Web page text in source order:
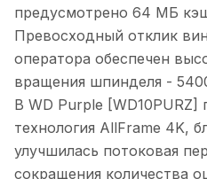
предусмотрено 64 МБ
Превосходный отклик
оператора обеспечен
вращения шпинделя -
В WD Purple [WD10PURZ]
технология AllFrame 4K,
улучшилась потоковая
сокращения количества